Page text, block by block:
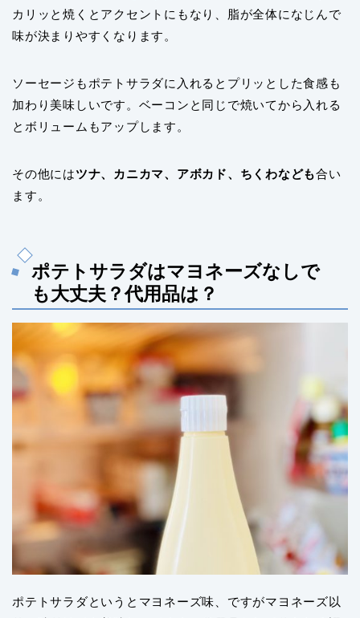
カリッと焼くとアクセントにもなり、脂が全体になじんで
味が決まりやすくなります。
ソーセージもポテトサラダに入れるとプリッとした食感も
加わり美味しいです。ベーコンと同じで焼いてから入れる
とボリュームもアップします。
その他にはツナ、カニカマ、アボカド、ちくわなども合い
ます。
ポテトサラダはマヨネーズなしで
も大丈夫？代用品は？
ポテトサラダというとマヨネーズ味、ですがマヨネーズ以